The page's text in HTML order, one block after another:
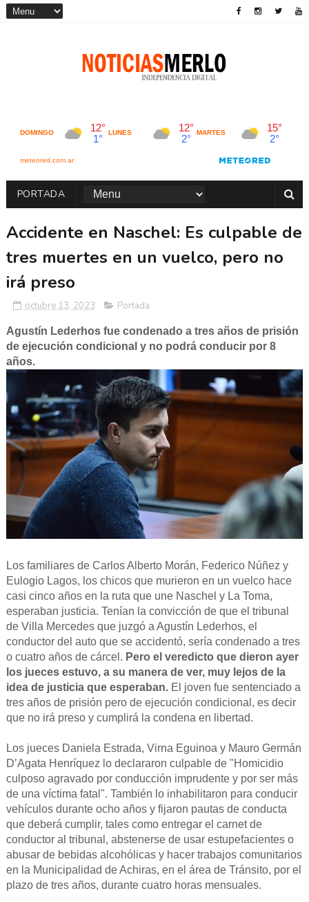
PORTADA
Accidente en Naschel: Es culpable de
tres muertes en un vuelco, pero no
irá preso
octubre 13, 2023 Portada
Agustín Lederhos fue condenado a tres años de prisión
de ejecución condicional y no podrá conducir por 8
años.
Los familiares de Carlos Alberto Morán, Federico Núñez y
Eulogio Lagos, los chicos que murieron en un vuelco hace
casi cinco años en la ruta que une Naschel y La Toma,
esperaban justicia. Tenían la convicción de que el tribunal
de Villa Mercedes que juzgó a Agustín Lederhos, el
conductor del auto que se accidentó, sería condenado a tres
o cuatro años de cárcel. Pero el veredicto que dieron ayer
los jueces estuvo, a su manera de ver, muy lejos de la
idea de justicia que esperaban.El joven fue sentenciado a
tres años de prisión pero de ejecución condicional, es decir
que no irá preso y cumplirá la condena en libertad.
Los jueces Daniela Estrada, Virna Eguinoa y Mauro Germán
D’Agata Henríquez lo declararon culpable de "Homicidio
culposo agravado por conducción imprudente y por ser más
de una víctima fatal". También lo inhabilitaron para conducir
vehículos durante ocho años y fijaron pautas de conducta
que deberá cumplir, tales como entregar el carnet de
conductor al tribunal, abstenerse de usar estupefacientes o
abusar de bebidas alcohólicas y hacer trabajos comunitarios
en la Municipalidad de Achiras, en el área de Tránsito, por el
plazo de tres años, durante cuatro horas mensuales.